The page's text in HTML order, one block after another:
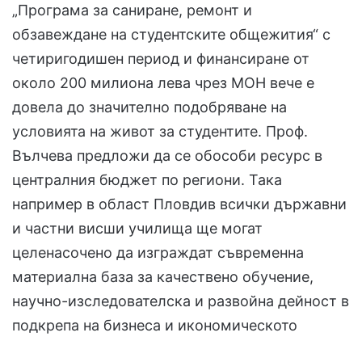
„Програма за саниране, ремонт и
обзавеждане на студентските общежития“ с
четиригодишен период и финансиране от
около 200 милиона лева чрез МОН вече е
довела до значително подобряване на
условията на живот за студентите. Проф.
Вълчева предложи да се обособи ресурс в
централния бюджет по региони. Така
например в област Пловдив всички държавни
и частни висши училища ще могат
целенасочено да изграждат съвременна
материална база за качествено обучение,
научно-изследователска и развойна дейност в
подкрепа на бизнеса и икономическото